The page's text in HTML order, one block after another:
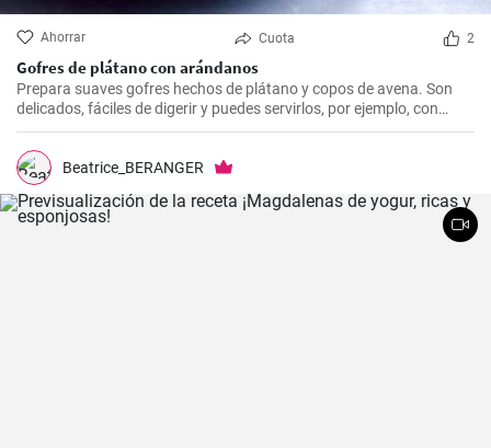
Ahorrar Cuota 2
Gofres de plátano con arándanos
Prepara suaves gofres hechos de plátano y copos de avena. Son
delicados, fáciles de digerir y puedes servirlos, por ejemplo, con
arándanos frescos y sirope de arándanos.
Beatrice_BERANGER